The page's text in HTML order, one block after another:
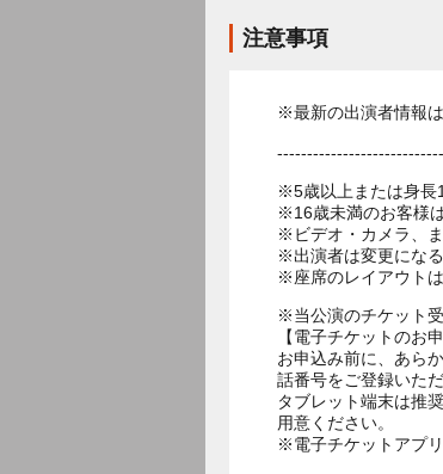
注意事項
※最新の出演者情報
※5歳以上または身長
※16歳未満のお客様
※ビデオ・カメラ、
※出演者は変更にな
※座席のレイアウト
※当公演のチケット
【電子チケットのお
お申込み前に、あら
話番号をご登録いた
タブレット端末は推
用意ください。
※電子チケットアプ